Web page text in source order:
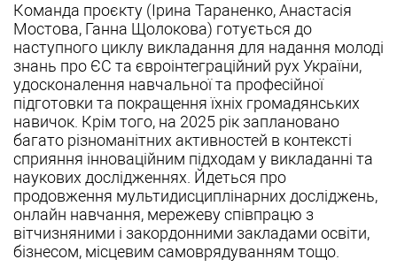
Команда проєкту (Ірина Тараненко, Анастасія
Мостова, Ганна Щолокова) готується до
наступного циклу викладання для надання молоді
знань про ЄС та євроінтеграційний рух України,
удосконалення навчальної та професійної
підготовки та покращення їхніх громадянських
навичок. Крім того, на 2025 рік заплановано
багато різноманітних активностей в контексті
сприяння інноваційним підходам у викладанні та
наукових дослідженнях. Йдеться про
продовження мультидисциплінарних досліджень,
онлайн навчання, мережеву співпрацю з
вітчизняними і закордонними закладами освіти,
бізнесом, місцевим самоврядуванням тощо.